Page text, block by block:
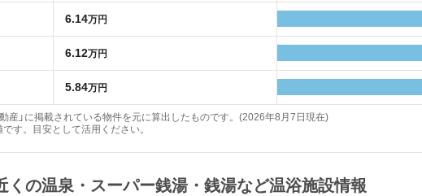
6.14万円
6.12万円
5.84万円
産」に掲載されている物件を元に算出したものです。(2026年8月7日現在)
す。目安として活用ください。
くの温泉・スーパー銭湯・銭湯など温浴施設情報